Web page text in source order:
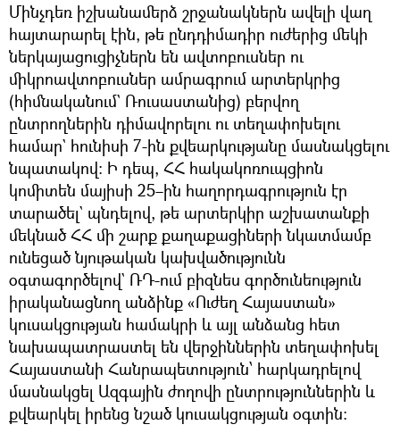
Մինչդեռ իշխանամերձ շրջանակներն ավելի վաղ
հայտարարել էին, թե ընդդիմադիր ուժերից մեկի
ներկայացուցիչներն են ավտոբուսներ ու
միկրոավտոբուսներ ամրագրում արտերկրից
(հիմնականում` Ռուսաստանից) բերվող
ընտրողներին դիմավորելու ու տեղափոխելու
համար` հունիսի 7-ին քվեարկությանը մասնակցելու
նպատակով։ Ի դեպ, ՀՀ հակակոռուպցիոն
կոմիտեն մայիսի 25–ին հաղորդագրություն էր
տարածել` պնդելով, թե արտերկիր աշխատանքի
մեկնած ՀՀ մի շարք քաղաքացիների նկատմամբ
ունեցած նյութական կախվածությունն
օգտագործելով` ՌԴ-ում բիզնես գործունեություն
իրականացնող անձինք «Ուժեղ Հայաստան»
կուսակցության համակրի և այլ անձանց հետ
նախապատրաստել են վերջիններին տեղափոխել
Հայաստանի Հանրապետություն՝ հարկադրելով
մասնակցել Ազգային ժողովի ընտրություններին և
քվեարկել իրենց նշած կուսակցության օգտին։